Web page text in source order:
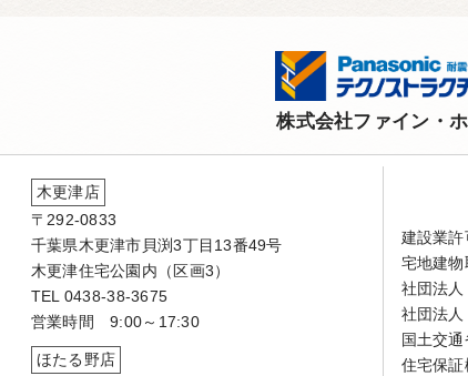
株式会社ファイン・
木更津店
〒292-0833
千葉県木更津市貝渕3丁目13番49号
木更津住宅公園内（区画3）
TEL 0438-38-3675
営業時間 9:00～17:30
ほたる野店
建設業
宅地建
社団法
社団法
国土交
住宅保